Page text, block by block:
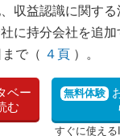
収益認識に関す
に持分会社を追
で（ ４頁 ）。
ベー
む
無料体験
すぐに使え